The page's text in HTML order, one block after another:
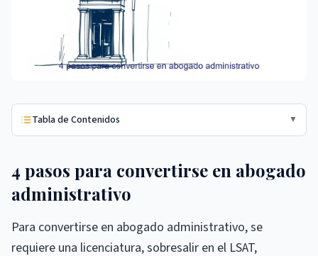
Tabla de Contenidos ▼
4 pasos para convertirse en abogado
administrativo
Para convertirse en abogado administrativo, se
requiere una licenciatura, sobresalir en el LSAT,